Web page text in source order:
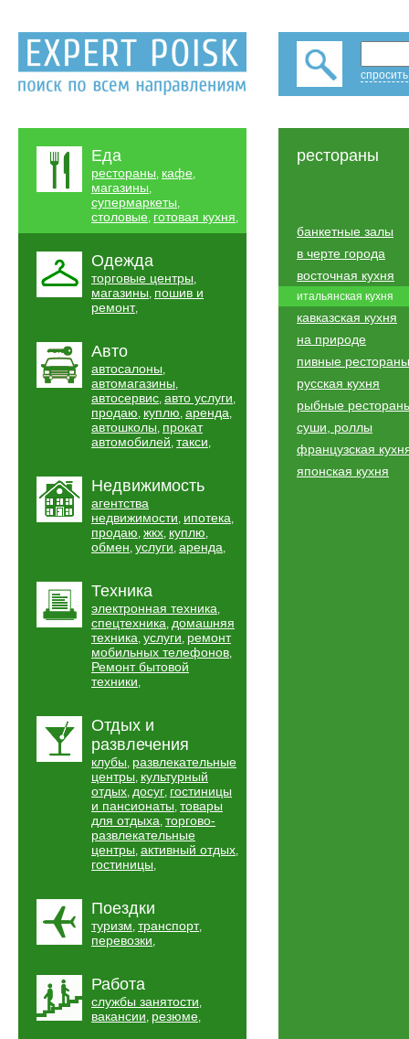
Еда
рестораны, кафе,
магазины,
супермаркеты,
столовые, готовая кухня,
Одежда
торговые центры,
магазины, пошив и
ремонт,
Авто
автосалоны,
автомагазины,
автосервис, авто услуги,
продаю, куплю, аренда,
автошколы, прокат
автомобилей, такси,
Недвижимость
агентства
недвижимости, ипотека,
продаю, жкх, куплю,
обмен, услуги, аренда,
Техника
электронная техника,
спецтехника, домашняя
техника, услуги, ремонт
мобильных телефонов,
Ремонт бытовой
техники,
Отдых и
развлечения
клубы, развлекательные
центры, культурный
отдых, досуг, гостиницы
и пансионаты, товары
для отдыха, торгово-
развлекательные
центры, активный отдых,
гостиницы,
Поездки
туризм, транспорт,
перевозки,
Работа
службы занятости,
вакансии, резюме,
рестораны
банкетные залы
в черте города
восточная кухня
итальянская кухня
кавказская кухня
на природе
пивные рестораны
русская кухня
рыбные
суши, роллы
французская
японская кухня